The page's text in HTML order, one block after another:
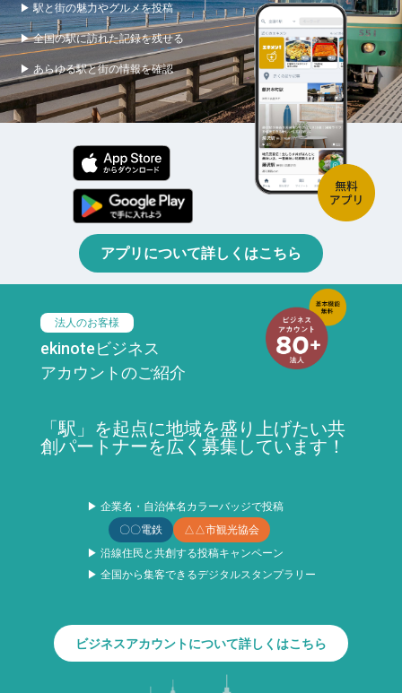
▶ 駅と街の魅力やグルメを投稿
▶ 全国の駅に訪れた記録を残せる
▶ あらゆる駅と街の情報を確認
アプリについて詳しくはこちら
法人のお客様
ekinoteビジネス
アカウントのご紹介
「駅」を起点に地域を盛り上げたい共
創パートナーを広く募集しています！
▶ 企業名・自治体名カラーバッジで投稿
〇〇電鉄
△△市観光協会
▶ 沿線住民と共創する投稿キャンペーン
▶ 全国から集客できるデジタルスタンプラリー
ビジネスアカウントについて詳しくはこちら